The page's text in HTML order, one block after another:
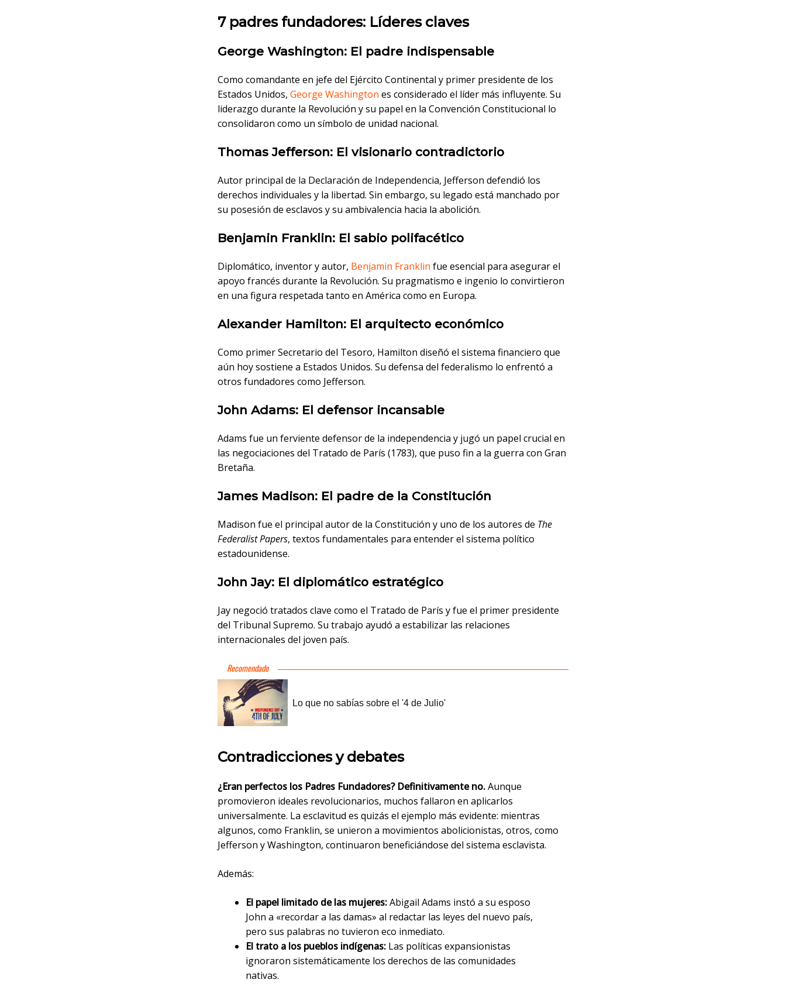
7 padres fundadores: Líderes claves
George Washington: El padre indispensable
Como comandante en jefe del Ejército Continental y primer presidente de los
Estados Unidos, George Washington es considerado el líder más influyente. Su
liderazgo durante la Revolución y su papel en la Convención Constitucional lo
consolidaron como un símbolo de unidad nacional.
Thomas Jefferson: El visionario contradictorio
Autor principal de la Declaración de Independencia, Jefferson defendió los
derechos individuales y la libertad. Sin embargo, su legado está manchado por
su posesión de esclavos y su ambivalencia hacia la abolición.
Benjamin Franklin: El sabio polifacético
Diplomático, inventor y autor, Benjamin Franklin fue esencial para asegurar el
apoyo francés durante la Revolución. Su pragmatismo e ingenio lo convirtieron
en una figura respetada tanto en América como en Europa.
Alexander Hamilton: El arquitecto económico
Como primer Secretario del Tesoro, Hamilton diseñó el sistema financiero que
aún hoy sostiene a Estados Unidos. Su defensa del federalismo lo enfrentó a
otros fundadores como Jefferson.
John Adams: El defensor incansable
Adams fue un ferviente defensor de la independencia y jugó un papel crucial en
las negociaciones del Tratado de París (1783), que puso fin a la guerra con Gran
Bretaña.
James Madison: El padre de la Constitución
Madison fue el principal autor de la Constitución y uno de los autores de The
Federalist Papers, textos fundamentales para entender el sistema político
estadounidense.
John Jay: El diplomático estratégico
Jay negoció tratados clave como el Tratado de París y fue el primer presidente
del Tribunal Supremo. Su trabajo ayudó a estabilizar las relaciones
internacionales del joven país.
Contradicciones y debates
¿Eran perfectos los Padres Fundadores? Definitivamente no.Aunque
promovieron ideales revolucionarios, muchos fallaron en aplicarlos
universalmente. La esclavitud es quizás el ejemplo más evidente: mientras
algunos, como Franklin, se unieron a movimientos abolicionistas, otros, como
Jefferson y Washington, continuaron beneficiándose del sistema esclavista.
Además:
El papel limitado de las mujeres:Abigail Adams instó a su esposo
John a «recordar a las damas» al redactar las leyes del nuevo país,
pero sus palabras no tuvieron eco inmediato.
El trato a los pueblos indígenas: Las políticas expansionistas
ignoraron sistemáticamente los derechos de las comunidades
nativas.